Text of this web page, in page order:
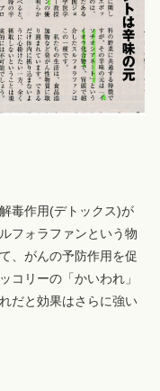
毒作用(デトックス)が
フォラファンという物
、がんの予防作用を促
コリーの「かいわれ」
だと効果はさらに強い